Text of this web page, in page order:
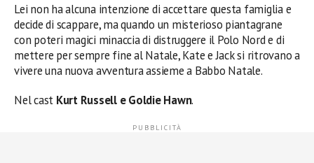
Lei non ha alcuna intenzione di accettare questa famiglia e
decide di scappare, ma quando un misterioso piantagrane
con poteri magici minaccia di distruggere il Polo Nord e di
mettere per sempre fine al Natale, Kate e Jack si ritrovano a
vivere una nuova avventura assieme a Babbo Natale.
Nel cast Kurt Russell e Goldie Hawn.